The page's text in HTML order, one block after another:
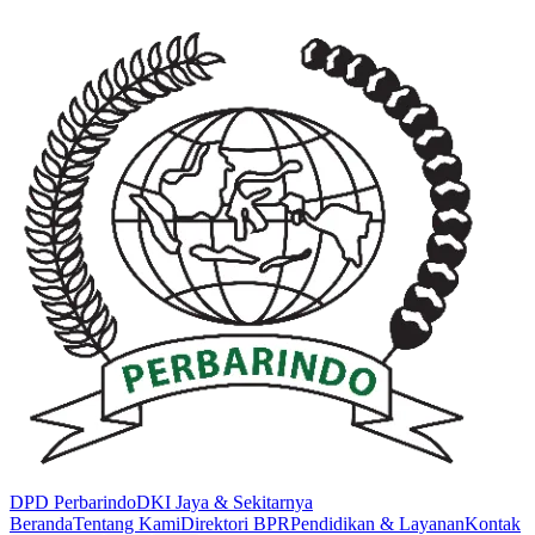
DPD PerbarindoDKI Jaya & Sekitarnya
BerandaTentang KamiDirektori BPRPendidikan & LayananKontak